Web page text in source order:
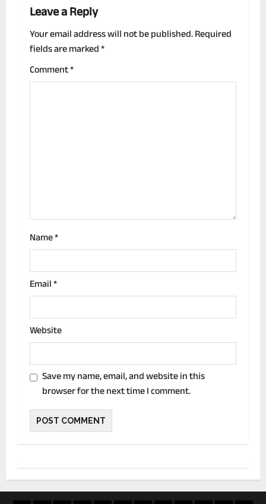
n
a
v
i
o
n
Leave a Reply
Your email address will not be published.Required
fields are marked*
Comment*
Name*
Email*
Website
Save my name, email, and website in this
browser for the next time I comment.